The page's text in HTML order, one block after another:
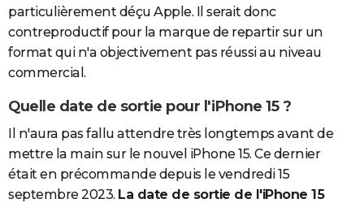
particulièrement déçu Apple. Il serait donc
contreproductif pour la marque de repartir sur un
format qui n'a objectivement pas réussi au niveau
commercial.
Quelle date de sortie pour l'iPhone 15 ?
Il n'aura pas fallu attendre très longtemps avant de
mettre la main sur le nouvel iPhone 15. Ce dernier
était en précommande depuis le vendredi 15
septembre 2023. La date de sortie de l'iPhone 15